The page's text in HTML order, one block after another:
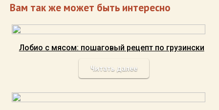
Вам так же может быть интересно
Лобио с мясом: пошаговый рецепт по грузински
Читать далее